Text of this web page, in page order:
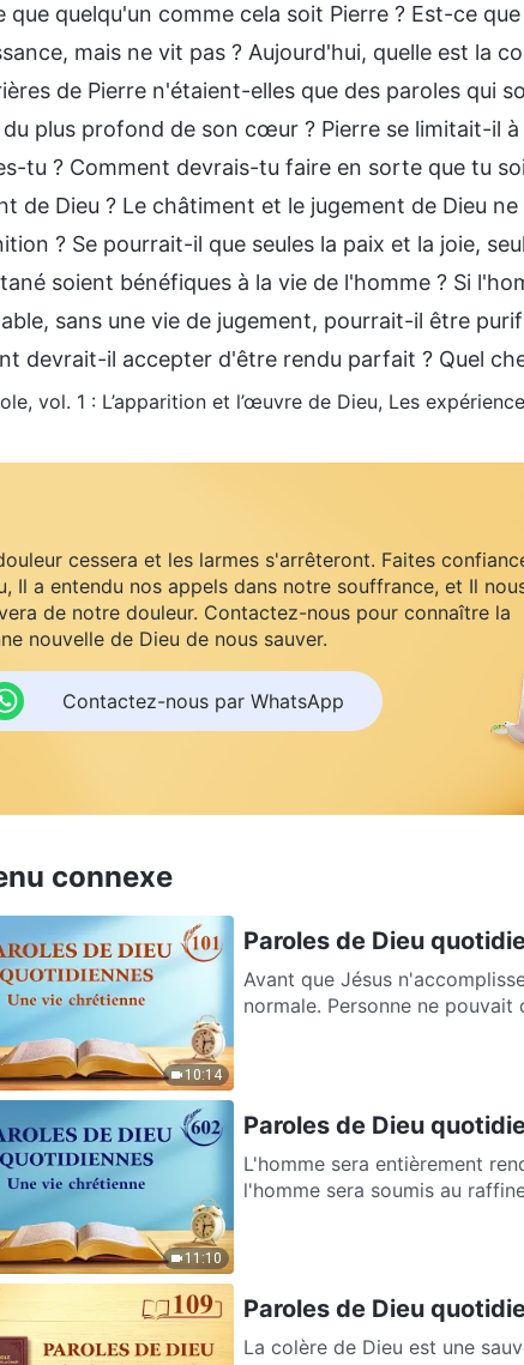
que quelqu'un comme cela soit Pierre ? Est-ce
mais ne vit pas ? Aujourd'hui, quelle est la
de Pierre n'étaient-elles que des paroles qui
plus profond de son cœur ? Pierre se limitait-il
tu ? Comment devrais-tu faire en sorte que tu
de Dieu ? Le châtiment et le jugement de Dieu
? Se pourrait-il que seules la paix et la joie,
soient bénéfiques à la vie de l'homme ? Si
sans une vie de jugement, pourrait-il être
devrait-il accepter d'être rendu parfait ? Quel
vol. 1 : L’apparition et l’œuvre de Dieu, Les
cessera et les larmes s'arrêteront. Faites
Il a entendu nos appels dans notre souffrance, et Il
de notre douleur. Contactez-nous pour connaître la
nouvelle de Dieu de nous sauver.
Contactez-nous par WhatsApp
connexe
10:14
Paroles de Dieu
Avant que Jésus
normale. Personne ne
11:10
Paroles de Dieu
L'homme sera entièrement
l'homme sera soumis au
Paroles de Dieu
La colère de Dieu est une